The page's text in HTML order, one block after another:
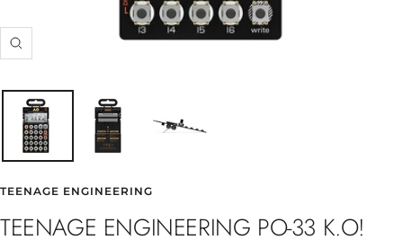
Powiększ
TEENAGE ENGINEERING
TEENAGE ENGINEERING PO-33 K.O!